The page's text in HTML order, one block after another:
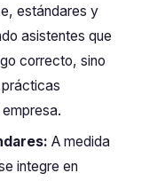
estándares y
asistentes que
correcto, sino
A medida
integre en